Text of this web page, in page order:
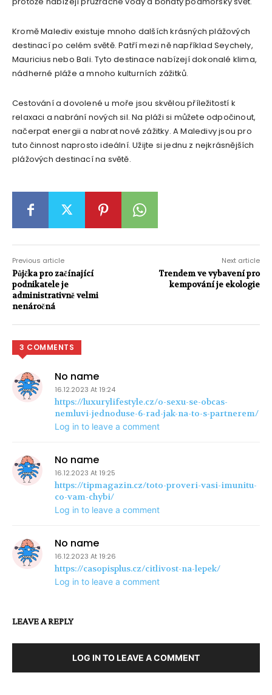
Kromě Malediv existuje mnoho dalších krásných plážových
destinací po celém světě. Patří mezi ně například Seychely,
Mauricius nebo Bali. Tyto destinace nabízejí dokonalé klima,
nádherné pláže a mnoho kulturních zážitků.
Cestování a dovolené u moře jsou skvělou příležitostí k
relaxaci a nabrání nových sil. Na pláži si můžete odpočinout,
načerpat energii a nabrat nové zážitky. A Maledivy jsou pro
tuto činnost naprosto ideální. Užijte si jednu z nejkrásnějších
plážových destinací na světě.
Previous article
Půjčka pro začínající
podnikatele je
administrativně velmi
nenáročná
Next article
Trendem ve vybavení pro
kempování je ekologie
3 COMMENTS
No name
16.12.2023 At 19:24
https://luxurylifestyle.cz/o-sexu-se-obcas-
nemluvi-jednoduse-6-rad-jak-na-to-s-partnerem/
Log in to leave a comment
No name
16.12.2023 At 19:25
https://tipmagazin.cz/toto-proveri-vasi-imunitu-
co-vam-chybi/
Log in to leave a comment
No name
16.12.2023 At 19:26
https://casopisplus.cz/citlivost-na-lepek/
Log in to leave a comment
LEAVE A REPLY
LOG IN TO LEAVE A COMMENT